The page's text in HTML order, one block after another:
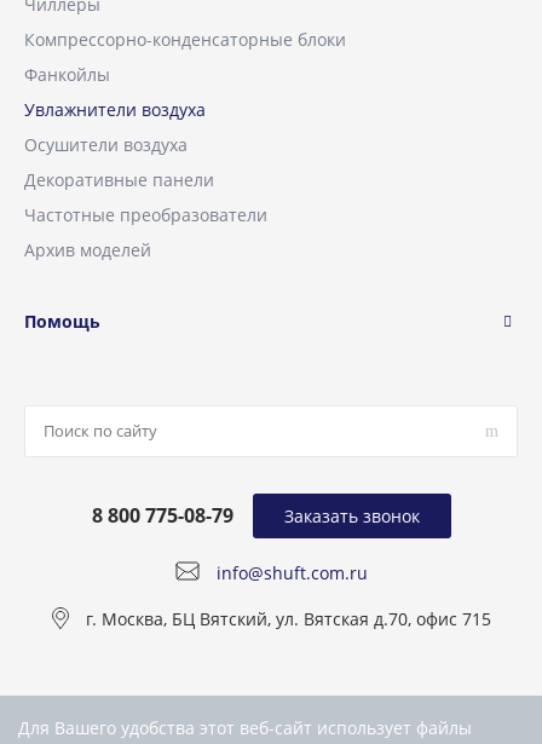
Компрессорно-конденсаторные блоки
Фанкойлы
Увлажнители воздуха
Осушители воздуха
Декоративные панели
Частотные преобразователи
Архив моделей
Помощь
info@shuft.com.ru
8 800 775-08-79
г. Москва, БЦ Вятский, ул. Вятская д.70, офис 715
Заказать звонок
Для Вашего удобства этот веб-сайт использует файлы